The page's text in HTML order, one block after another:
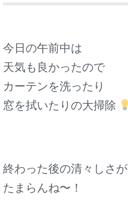
今日の午前中は
天気も良かったので
カーテンを洗ったり
窓を拭いたりの大掃除
終わった後の清々しさが
たまらんね〜！